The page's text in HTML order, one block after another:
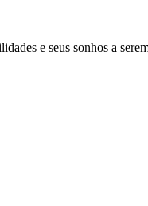
e seus sonhos a